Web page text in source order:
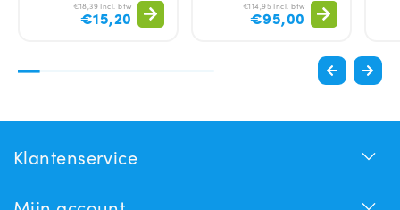
€18,39 Incl. btw
€15,20
€114,95 Incl. btw
€95,00
Klantenservice